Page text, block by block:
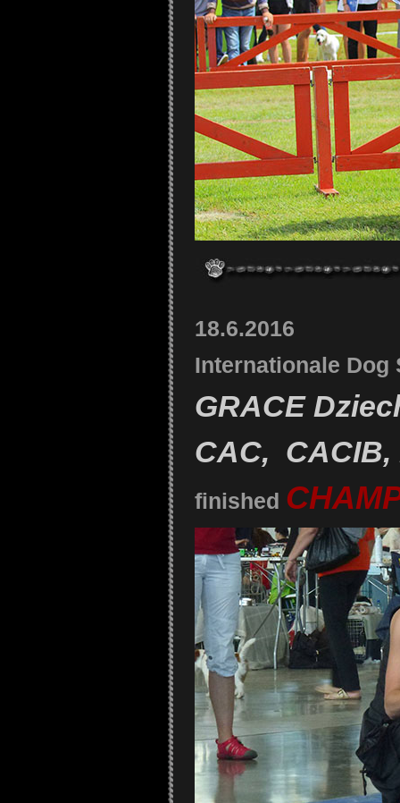
18.6.2016
Internationale Dog
GRACE
CAC, CACIB,
finished